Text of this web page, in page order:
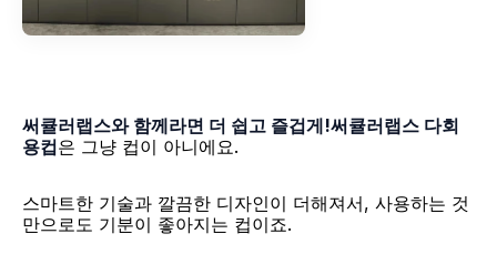
써큘러랩스와 함께라면 더 쉽고 즐겁게!써큘러랩스 다회
용컵은 그냥 컵이 아니에요.
스마트한 기술과 깔끔한 디자인이 더해져서, 사용하는 것
만으로도 기분이 좋아지는 컵이죠.